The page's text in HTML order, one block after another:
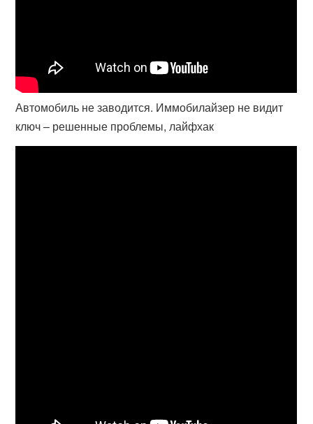
Автомобиль не заводится. Иммобилайзер не видит
ключ – решенные проблемы, лайфхак